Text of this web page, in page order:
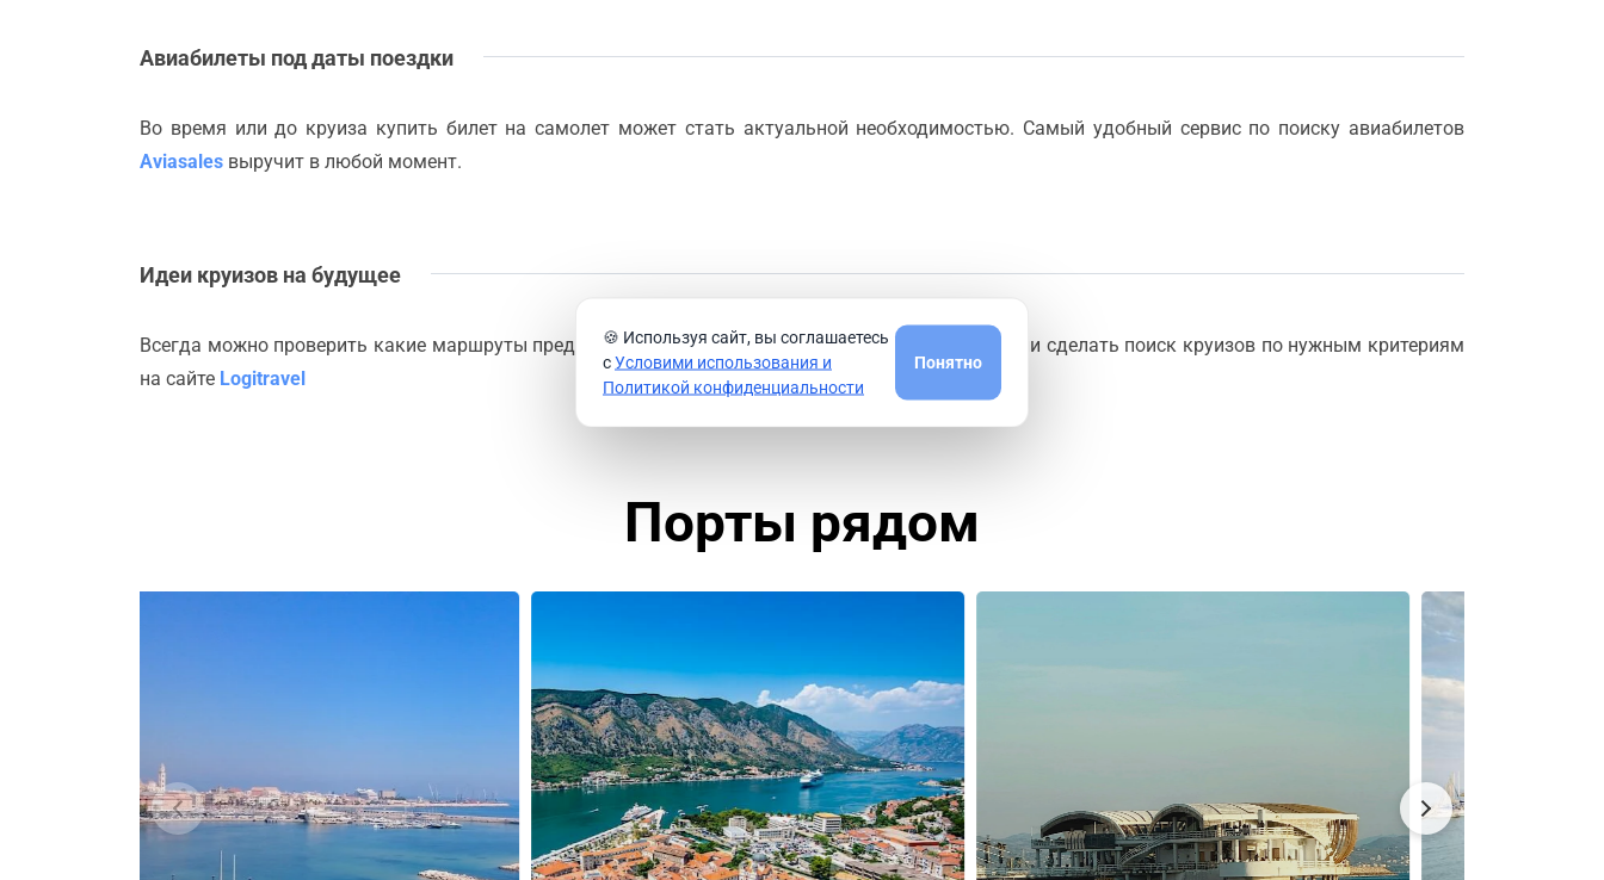
Авиабилеты под даты поездки
Во время или до круиза купить билет на самолет может стать актуальной необходимостью. Самый удобный сервис по поиску авиабилетов
Aviasales выручит в любой момент.
Идеи круизов на будущее
Всегда можно проверить какие маршруты предлагают круизные компании из порта
или сделать поиск круизов по нужным критериям
на сайте Logitravel
Порты рядом
🍪 Используя сайт, вы соглашаетесь
сУсловими использования и
Политикой конфиденциальности
Понятно